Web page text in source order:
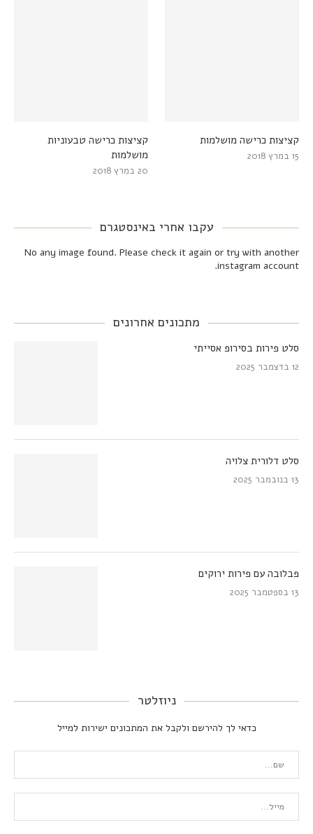
קציצות כרישה טבעוניות
מושלמות
20 במרץ 2018
קציצות כרישה מושלמות
15 במרץ 2018
עקבו אחרי באינסטגרם
No any image found. Please check it again or try with another
instagram account.
מתכונים אחרונים
סלט פירות בסירופ אסייתי
12 בדצמבר 2025
סלט דלורית צלויה
13 בנובמבר 2025
פבלובה עם פירות ירוקים
13 בספטמבר 2025
ניוזלטר
כדאי לך להירשם ולקבל את המתכונים ישירות למייל